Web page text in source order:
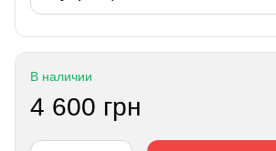
В наличии
4 600 грн